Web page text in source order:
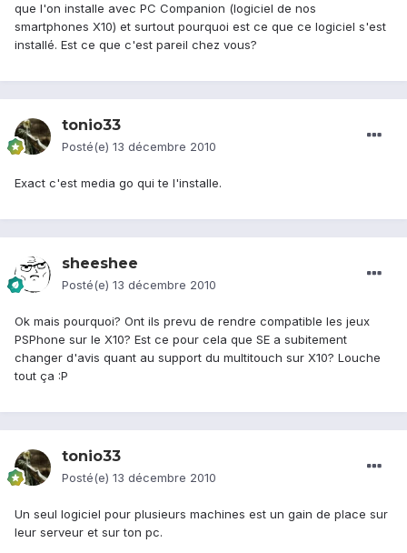
que l'on installe avec PC Companion (logiciel de nos
smartphones X10) et surtout pourquoi est ce que ce logiciel s'est
installé. Est ce que c'est pareil chez vous?
tonio33
Posté(e) 13 décembre 2010
Exact c'est media go qui te l'installe.
sheeshee
Posté(e) 13 décembre 2010
Ok mais pourquoi? Ont ils prevu de rendre compatible les jeux
PSPhone sur le X10? Est ce pour cela que SE a subitement
changer d'avis quant au support du multitouch sur X10? Louche
tout ça :P
tonio33
Posté(e) 13 décembre 2010
Un seul logiciel pour plusieurs machines est un gain de place sur
leur serveur et sur ton pc.